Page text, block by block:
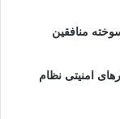
منافقین
امنیتی نظام